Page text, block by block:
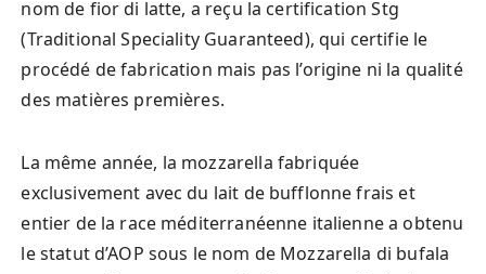
nom de fior di latte, a reçu la certification Stg
(Traditional Speciality Guaranteed), qui certifie le
procédé de fabrication mais pas l’origine ni la qualité
des matières premières.
La même année, la mozzarella fabriquée
exclusivement avec du lait de bufflonne frais et
entier de la race méditerranéenne italienne a obtenu
le statut d’AOP sous le nom de Mozzarella di bufala